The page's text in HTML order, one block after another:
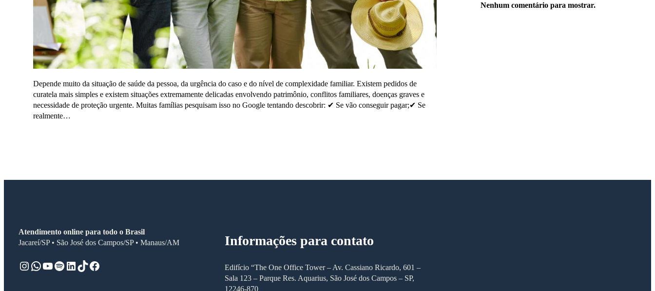
Depende muito da situação de saúde da pessoa, da urgência do caso e do nível de complexidade familiar. Existem pedidos de
curatela mais simples e existem situações extremamente delicadas envolvendo patrimônio, conflitos familiares, doenças graves e
necessidade de proteção urgente. Muitas famílias pesquisam isso no Google tentando descobrir: ✔ Se vão conseguir pagar;✔ Se
realmente…
Nenhum comentário para mostrar.
Atendimento online para todo o Brasil
Jacareí/SP • São José dos Campos/SP • Manaus/AM
Instagram WhatsApp Youtube Spotify LinkedIn TikTok Facebook
Informações para contato
Edifício “The One Office Tower – Av. Cassiano Ricardo, 601 –
Sala 123 – Parque Res. Aquarius, São José dos Campos – SP,
12246-870